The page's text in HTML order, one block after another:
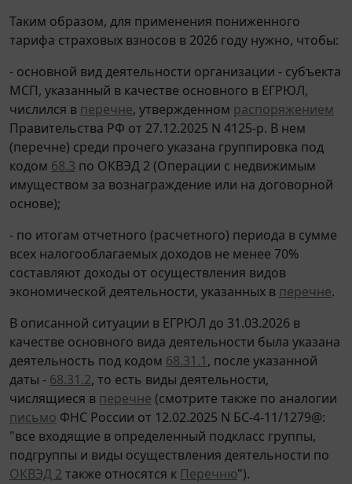
Таким образом, для применения пониженного
тарифа страховых взносов в 2026 году нужно, чтобы:
- основной вид деятельности организации - субъекта
МСП, указанный в качестве основного в ЕГРЮЛ,
числился в перечне, утвержденном распоряжением
Правительства РФ от 27.12.2025 N 4125-р. В нем
(перечне) среди прочего указана группировка под
кодом 68.3 по ОКВЭД 2 (Операции с недвижимым
имуществом за вознаграждение или на договорной
основе);
- по итогам отчетного (расчетного) периода в сумме
всех налогооблагаемых доходов не менее 70%
составляют доходы от осуществления видов
экономической деятельности, указанных в перечне.
В описанной ситуации в ЕГРЮЛ до 31.03.2026 в
качестве основного вида деятельности была указана
деятельность под кодом 68.31.1, после указанной
даты - 68.31.2, то есть виды деятельности,
числящиеся в перечне (смотрите также по аналогии
письмо ФНС России от 12.02.2025 N БС-4-11/1279@:
"все входящие в определенный подкласс группы,
подгруппы и виды осуществления деятельности по
ОКВЭД 2 также относятся к Перечню").